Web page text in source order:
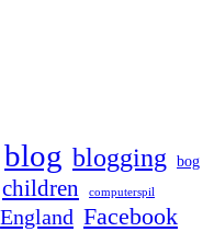
blog blogging bog
children computerspil
England Facebook